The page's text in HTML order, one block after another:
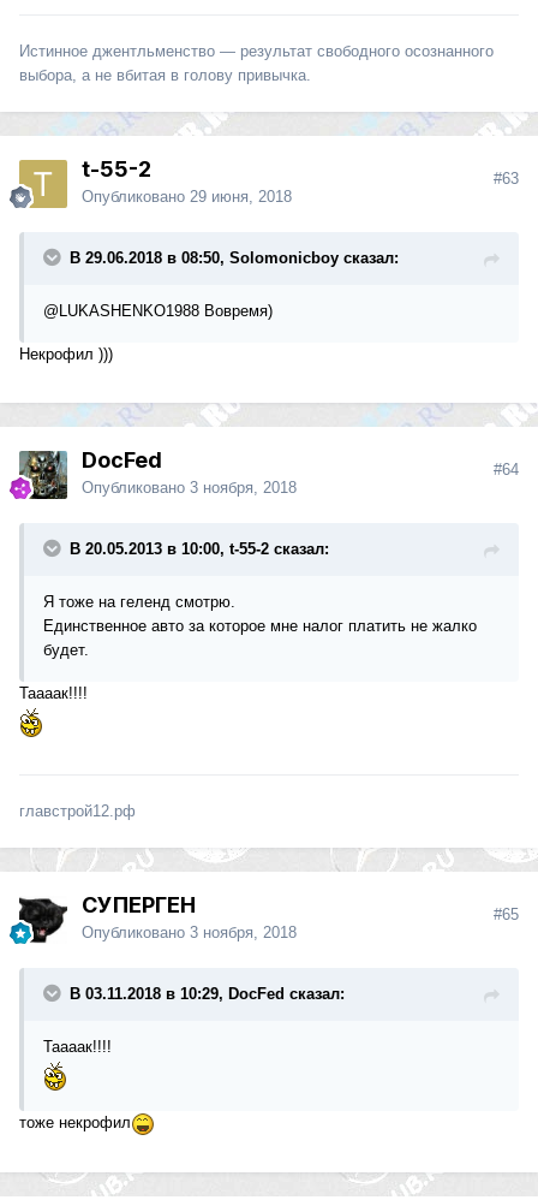
Истинное джентльменство — результат свободного осознанного
выбора, а не вбитая в голову привычка.
t-55-2
Опубликовано 29 июня, 2018
#63
В 29.06.2018 в 08:50, Solomonicboy сказал:
@LUKASHENKO1988 Вовремя)
Некрофил )))
DocFed
Опубликовано 3 ноября, 2018
#64
В 20.05.2013 в 10:00, t-55-2 сказал:
Я тоже на геленд смотрю.
Единственное авто за которое мне налог платить не жалко
будет.
Таааак!!!!
главстрой12.рф
СУПЕРГЕН
Опубликовано 3 ноября, 2018
#65
В 03.11.2018 в 10:29, DocFed сказал:
Таааак!!!!
тоже некрофил